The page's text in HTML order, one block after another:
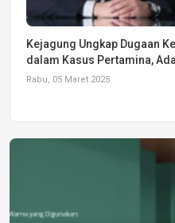
Kejagung Ungkap Dugaan
dalam Kasus Pertamina,
Rabu, 05 Maret 2025